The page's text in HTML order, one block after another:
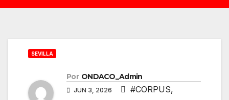
SEVILLA
Por ONDACO_Admin
JUN 3, 2026 #CORPUS,